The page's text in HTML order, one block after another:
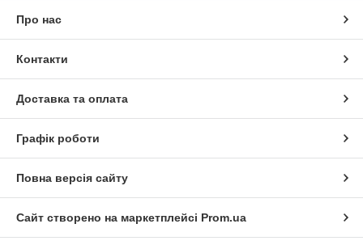
Про нас
Контакти
Доставка та оплата
Графік роботи
Повна версія сайту
Сайт створено на маркетплейсі Prom.ua